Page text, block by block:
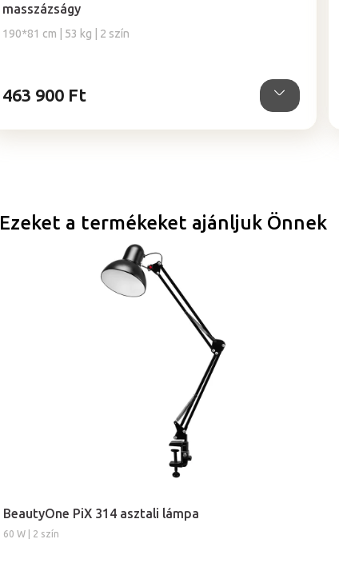
masszázságy
190*81 cm | 53 kg | 2 szín
463 900 Ft
Ezeket a termékeket ajánljuk Önnek
BeautyOne PiX 314 asztali lámpa
60 W | 2 szín